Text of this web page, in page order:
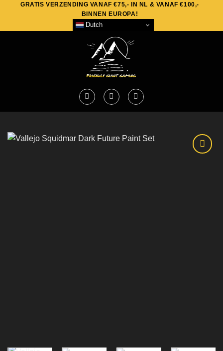
content
GRATIS VERZENDING VANAF €75,- IN NL & VANAF €100,-
BINNEN EUROPA!
Dutch